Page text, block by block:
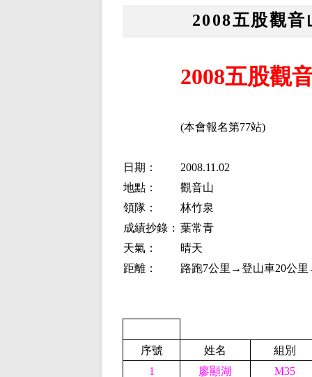
2008五股觀
2008五股觀
(本會報名第77站)
日期：
2008.11.02
地點：
觀音山
領隊：
林竹泉
成績抄錄： 葉常青
天氣：
晴天
距離：
路跑7公里→登山車20公
序號 姓名
組別
1
廖顯湖
M35